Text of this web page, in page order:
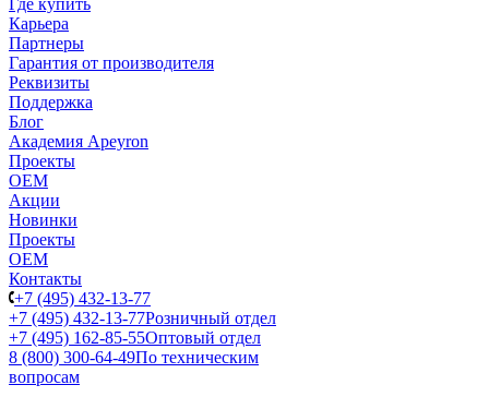
Где купить
Карьера
Партнеры
Гарантия от производителя
Реквизиты
Поддержка
Блог
Академия Apeyron
Проекты
ОЕМ
Акции
Новинки
Проекты
ОЕМ
Контакты
+7 (495) 432-13-77
+7 (495) 432-13-77Розничный отдел
+7 (495) 162-85-55Оптовый отдел
8 (800) 300-64-49По техническим
вопросам